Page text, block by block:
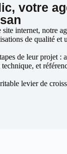
votre
internet, notre
de qualité et
de leur projet :
et
levier de